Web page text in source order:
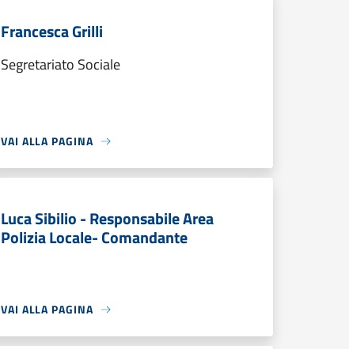
Francesca Grilli
Segretariato Sociale
VAI ALLA PAGINA
Luca Sibilio - Responsabile Area
Polizia Locale- Comandante
VAI ALLA PAGINA